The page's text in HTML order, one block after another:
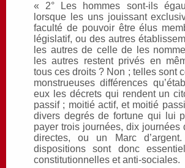
« 2° Les hommes sont-ils
lorsque les uns jouissant
faculté de pouvoir être élus
législatif, ou des autres
les autres de celle de les
les autres restent privés en
tous ces droits ? Non ; telles sont
monstrueuses différences
eux les décrets qui rendent un
passif ; moitié actif, et moitié
divers degrés de fortune qui lui
payer trois journées, dix journées
directes, ou un Marc
dispositions sont donc
constitutionnelles et anti-sociales.